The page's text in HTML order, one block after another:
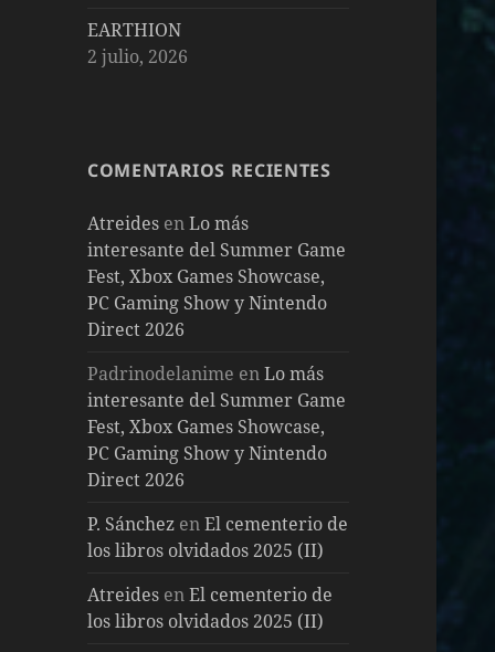
EARTHION
2 julio, 2026
COMENTARIOS RECIENTES
Atreides enLo más
interesante del Summer Game
Fest, Xbox Games Showcase,
PC Gaming Show y Nintendo
Direct 2026
Padrinodelanime enLo más
interesante del Summer Game
Fest, Xbox Games Showcase,
PC Gaming Show y Nintendo
Direct 2026
P. Sánchez enEl cementerio de
los libros olvidados 2025 (II)
Atreides enEl cementerio de
los libros olvidados 2025 (II)